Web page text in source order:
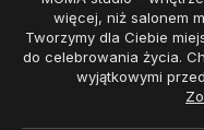
więcej, niż salonem
Tworzymy dla Ciebie
do celebrowania życia.
wyjątkowymi